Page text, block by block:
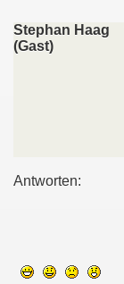
Stephan Haag
(Gast)
Antworten: